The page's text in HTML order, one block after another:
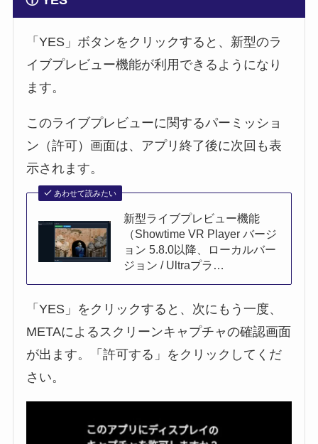
「YES」ボタンをクリックすると、新型のラ
イブプレビュー機能が利用できるようになり
ます。
このライブプレビューに関するパーミッショ
ン（許可）画面は、アプリ終了後に次回も表
示されます。
あわせて読みたい
新型ライブプレビュー機能
（Showtime VR Player バージ
ョン 5.8.0以降、ローカルバー
ジョン / Ultraプラ…
「YES」をクリックすると、次にもう一度、
METAによるスクリーンキャプチャの確認画面
が出ます。「許可する」をクリックしてくだ
さい。